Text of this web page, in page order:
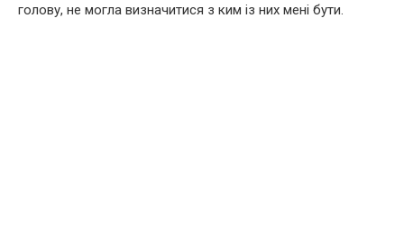
голову, не могла визначитися з ким із них мені бути.